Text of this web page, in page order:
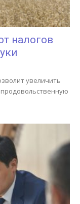
налогов
увеличить